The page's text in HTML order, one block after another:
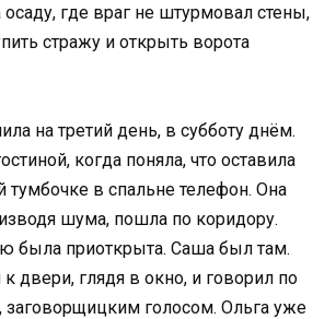
где враг не штурмовал стены,
стражу и открыть ворота
на третий день, в субботу днём.
когда поняла, что оставила
тумбочке в спальне телефон. Она
шума, пошла по коридору.
была приоткрыта. Саша был там.
двери, глядя в окно, и говорил по
заговорщицким голосом. Ольга уже